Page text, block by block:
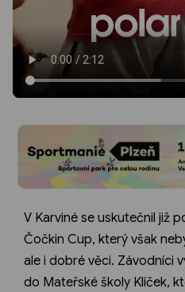
V Karviné se uskutečnil již
Čočkin Cup, který však
ale i dobré věci. Závodníci
do Mateřské školy Klíček,